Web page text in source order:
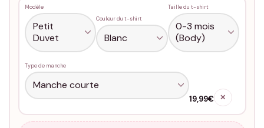
Modèle
Couleur du t-shirt
Taille du t-shirt
Type de manche
19,99€ ✕